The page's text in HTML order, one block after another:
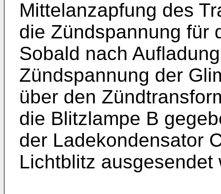
Mittelanzapfung des
die Zündspannung für
Sobald nach
Zündspannung der
über den
die Blitzlampe B
der Ladekondensator
Lichtblitz ausgesendet